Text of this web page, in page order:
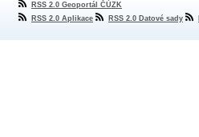
RSS 2.0 Geoportál ČÚZK
RSS 2.0 Aplikace
RSS 2.0 Datové sady